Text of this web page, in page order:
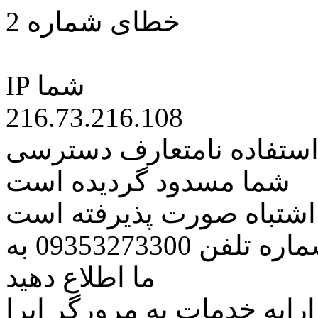
خطای شماره 2
IP شما
216.73.216.108
نامتعارف دسترسی
شما مسدود گردیده است
اشتباه صورت پذیرفته است
مراتب این مسئله را از طریق شماره تلفن 09353273300 به
ما اطلاع دهید
خدمات به مرورگر اپرا